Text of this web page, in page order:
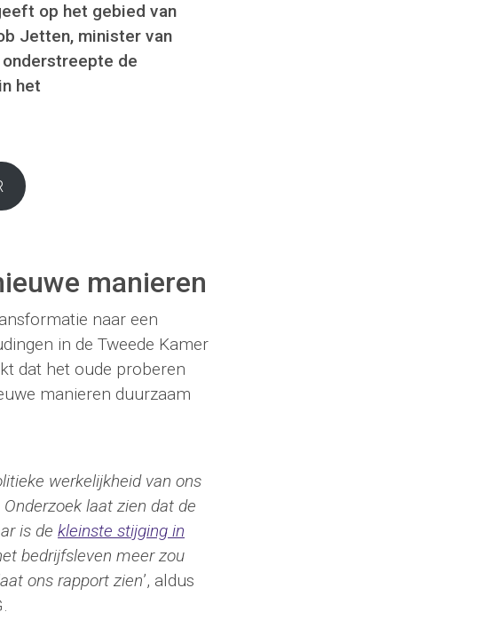
op het gebied van
Jetten, minister van
onderstreepte de
het
manieren
naar een
in de Tweede Kamer
dat het oude proberen
manieren duurzaam
werkelijkheid van ons
laat zien dat de
is de kleinste stijging in
bedrijfsleven meer zou
ons rapport zien’, aldus